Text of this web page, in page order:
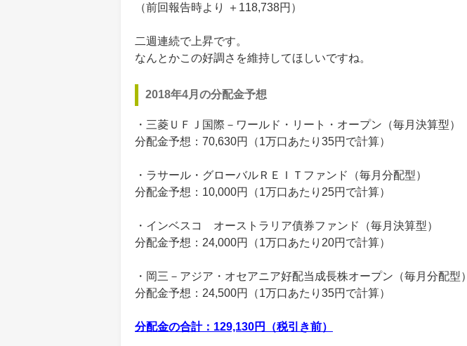
（前回報告時より ＋118,738円）
二週連続で上昇です。
なんとかこの好調さを維持してほしいですね。
2018年4月の分配金予想
・三菱ＵＦＪ国際－ワールド・リート・オープン（毎月決算型）
分配金予想：70,630円（1万口あたり35円で計算）
・ラサール・グローバルＲＥＩＴファンド（毎月分配型）
分配金予想：10,000円（1万口あたり25円で計算）
・インベスコ オーストラリア債券ファンド（毎月決算型）
分配金予想：24,000円（1万口あたり20円で計算）
・岡三－アジア・オセアニア好配当成長株オープン（毎月分配型）
分配金予想：24,500円（1万口あたり35円で計算）
分配金の合計：129,130円（税引き前）